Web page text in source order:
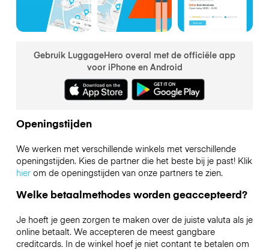
Gebruik LuggageHero overal met de officiële app
voor iPhone en Android
Openingstijden
We werken met verschillende winkels met verschillende
openingstijden. Kies de partner die het beste bij je past! Klik
hierom de openingstijden van onze partners te zien.
Welke betaalmethodes worden geaccepteerd?
Je hoeft je geen zorgen te maken over de juiste valuta als je
online betaalt. We accepteren de meest gangbare
creditcards. In de winkel hoef je niet contant te betalen om